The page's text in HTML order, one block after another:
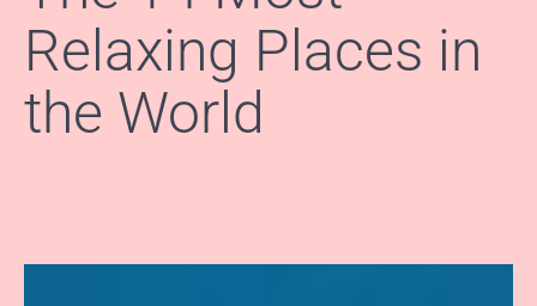
Relaxing Places in
the World